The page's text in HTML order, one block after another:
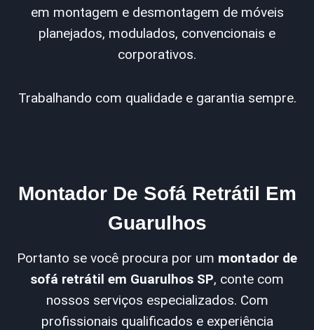
em montagem e desmontagem de móveis
planejados, modulados, convencionais e
corporativos.
Trabalhando com qualidade e garantia sempre.
Montador De Sofá Retrátil Em
Guarulhos
Portanto se você procura por um montador de
sofá retrátil em Guarulhos SP, conte com
nossos serviços especializados. Com
profissionais qualificados e experiência